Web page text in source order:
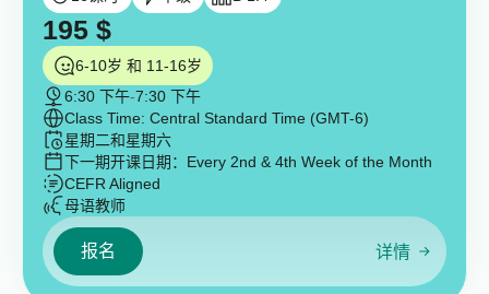
195 $
6-10岁 和 11-16岁
6:30 下午-7:30 下午
Class Time: Central Standard Time (GMT-6)
星期二和星期六
下一期开课日期： Every 2nd & 4th Week of the Month
CEFR Aligned
母语教师
报名 详情